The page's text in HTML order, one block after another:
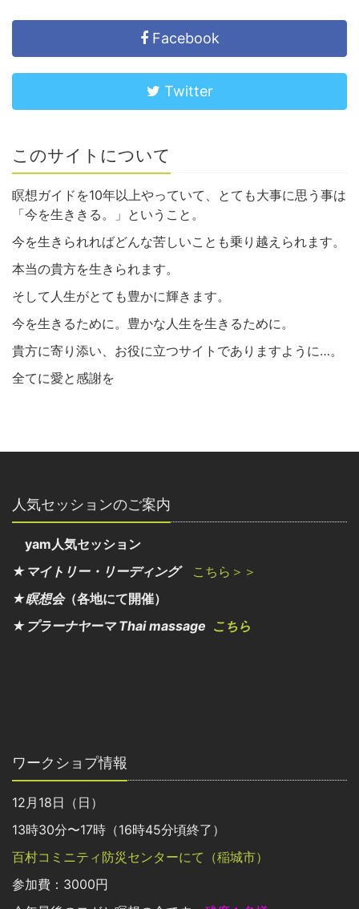
Facebook
Twitter
このサイトについて
瞑想ガイドを10年以上やっていて、とても大事に思う事は
「今を生ききる。」ということ。
今を生きられればどんな苦しいことも乗り越えられます。
本当の貴方を生きられます。
そして人生がとても豊かに輝きます。
今を生きるために。豊かな人生を生きるために。
貴方に寄り添い、お役に立つサイトでありますように…。
全てに愛と感謝を
人気セッションのご案内
yam人気セッション
★マイトリー・リーディング
こちら＞＞
★瞑想会（各地にて開催）
★プラーナヤーマ Thai massage こちら
ワークショプ情報
12月18日（日）
13時30分〜17時（16時45分頃終了）
百村コミニティ防災センターにて（稲城市）
参加費：3000円